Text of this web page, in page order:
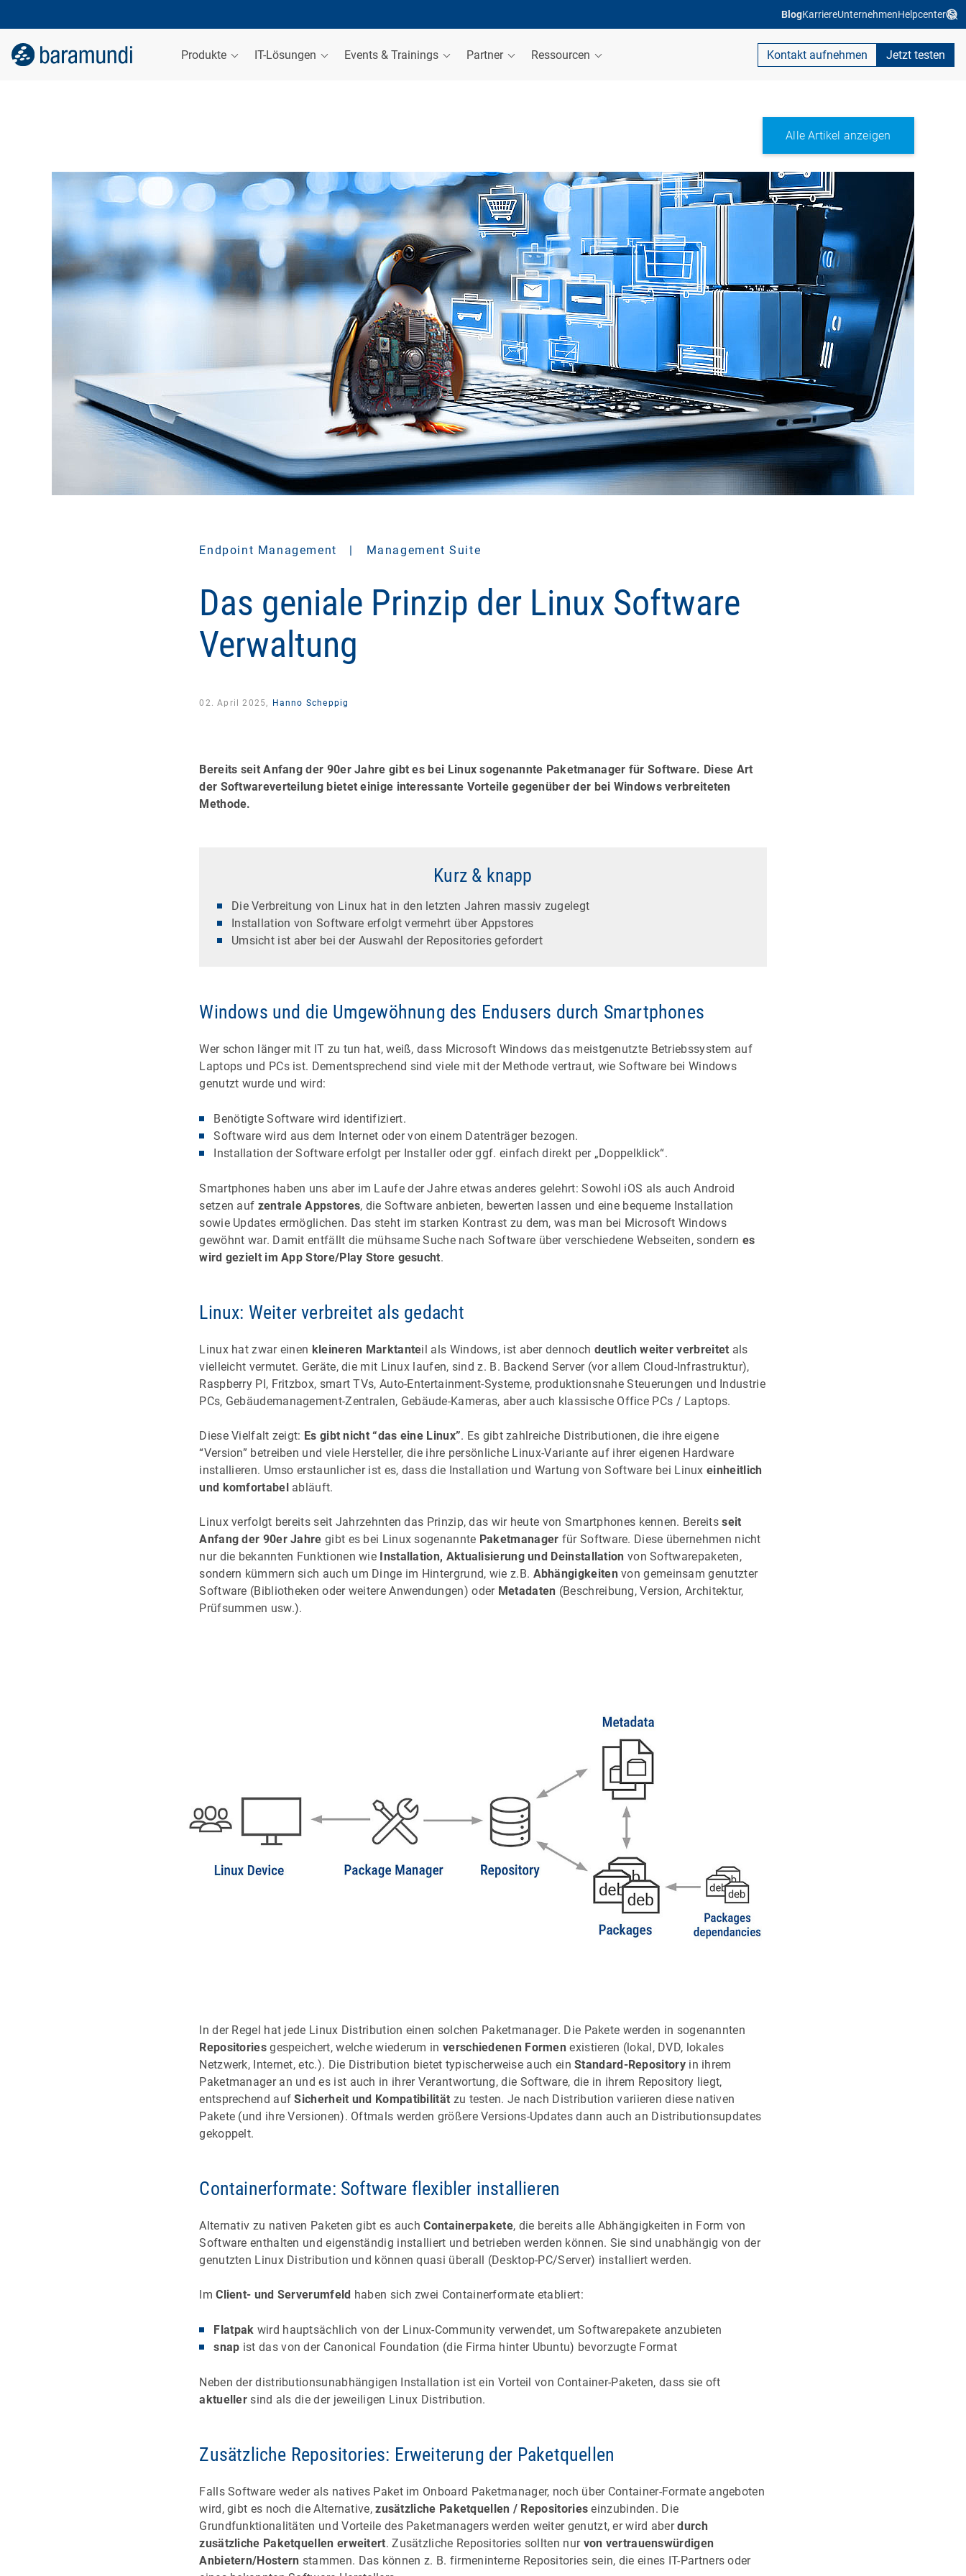
BlogKarriereUnternehmenHelpcenter
Produkte IT-Lösungen Events & Trainings Partner Ressourcen Kontakt aufnehmen Jetzt testen
Alle Artikel anzeigen
Endpoint Management | Management Suite
Das geniale Prinzip der Linux Software
Verwaltung
02. April 2025, Hanno Scheppig
Bereits seit Anfang der 90er Jahre gibt es bei Linux sogenannte Paketmanager für Software. Diese Art
der Softwareverteilung bietet einige interessante Vorteile gegenüber der bei Windows verbreiteten
Methode.
Kurz & knapp
Die Verbreitung von Linux hat in den letzten Jahren massiv zugelegt
Installation von Software erfolgt vermehrt über Appstores
Umsicht ist aber bei der Auswahl der Repositories gefordert
Windows und die Umgewöhnung des Endusers durch Smartphones
Wer schon länger mit IT zu tun hat, weiß, dass Microsoft Windows das meistgenutzte Betriebssystem auf
Laptops und PCs ist. Dementsprechend sind viele mit der Methode vertraut, wie Software bei Windows
genutzt wurde und wird:
Benötigte Software wird identifiziert.
Software wird aus dem Internet oder von einem Datenträger bezogen.
Installation der Software erfolgt per Installer oder ggf. einfach direkt per „Doppelklick“.
Smartphones haben uns aber im Laufe der Jahre etwas anderes gelehrt: Sowohl iOS als auch Android
setzen auf zentrale Appstores, die Software anbieten, bewerten lassen und eine bequeme Installation
sowie Updates ermöglichen. Das steht im starken Kontrast zu dem, was man bei Microsoft Windows
gewöhnt war. Damit entfällt die mühsame Suche nach Software über verschiedene Webseiten, sondern es
wird gezielt im App Store/Play Store gesucht.
Linux: Weiter verbreitet als gedacht
Linux hat zwar einen kleineren Marktanteil als Windows, ist aber dennoch deutlich weiter verbreitet als
vielleicht vermutet. Geräte, die mit Linux laufen, sind z. B. Backend Server (vor allem Cloud-Infrastruktur),
Raspberry PI, Fritzbox, smart TVs, Auto-Entertainment-Systeme, produktionsnahe Steuerungen und Industrie
PCs, Gebäudemanagement-Zentralen, Gebäude-Kameras, aber auch klassische Office PCs / Laptops.
Diese Vielfalt zeigt: Es gibt nicht “das eine Linux”. Es gibt zahlreiche Distributionen, die ihre eigene
“Version” betreiben und viele Hersteller, die ihre persönliche Linux-Variante auf ihrer eigenen Hardware
installieren. Umso erstaunlicher ist es, dass die Installation und Wartung von Software bei Linuxeinheitlich
und komfortabelabläuft.
Linux verfolgt bereits seit Jahrzehnten das Prinzip, das wir heute von Smartphones kennen. Bereitsseit
Anfang der 90er Jahre gibt es bei Linux sogenannte Paketmanager für Software. Diese übernehmen nicht
nur die bekannten Funktionen wie Installation, Aktualisierung und Deinstallation von Softwarepaketen,
sondern kümmern sich auch um Dinge im Hintergrund, wie z.B. Abhängigkeiten von gemeinsam genutzter
Software (Bibliotheken oder weitere Anwendungen) oder Metadaten (Beschreibung, Version, Architektur,
Prüfsummen usw.).
In der Regel hat jede Linux Distribution einen solchen Paketmanager. Die Pakete werden in sogenannten
Repositoriesgespeichert, welche wiederum inverschiedenen Formen existieren (lokal, DVD, lokales
Netzwerk, Internet, etc.). Die Distribution bietet typischerweise auch einStandard-Repositoryin ihrem
Paketmanager an und es ist auch in ihrer Verantwortung, die Software, die in ihrem Repository liegt,
entsprechend aufSicherheit und Kompatibilität zu testen. Je nach Distribution variieren diese nativen
Pakete (und ihre Versionen). Oftmals werden größere Versions-Updates dann auch an Distributionsupdates
gekoppelt.
Containerformate: Software flexibler installieren
Alternativ zu nativen Paketen gibt es auchContainerpakete, die bereits alle Abhängigkeiten in Form von
Software enthalten und eigenständig installiert und betrieben werden können. Sie sind unabhängig von der
genutzten Linux Distribution und können quasi überall (Desktop-PC/Server) installiert werden.
ImClient- und Serverumfeld haben sich zwei Containerformate etabliert:
Flatpak wird hauptsächlich von der Linux-Community verwendet, um Softwarepakete anzubieten
snap ist das von der Canonical Foundation (die Firma hinter Ubuntu) bevorzugte Format
Neben der distributionsunabhängigen Installation ist ein Vorteil von Container-Paketen, dass sie oft
aktueller sind als die der jeweiligen Linux Distribution.
Zusätzliche Repositories: Erweiterung der Paketquellen
Falls Software weder als natives Paket im Onboard Paketmanager, noch über Container-Formate angeboten
wird, gibt es noch die Alternative,zusätzliche Paketquellen / Repositories einzubinden. Die
Grundfunktionalitäten und Vorteile des Paketmanagers werden weiter genutzt, er wird aberdurch
zusätzliche Paketquellen erweitert. Zusätzliche Repositories sollten nur von vertrauenswürdigen
Anbietern/Hostern stammen. Das können z. B. firmeninterne Repositories sein, die eines IT-Partners oder